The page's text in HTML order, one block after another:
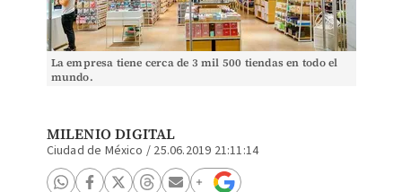
La empresa tiene cerca de 3 mil 500 tiendas en todo el
mundo.
MILENIO DIGITAL
Ciudad de México / 25.06.2019 21:11:14